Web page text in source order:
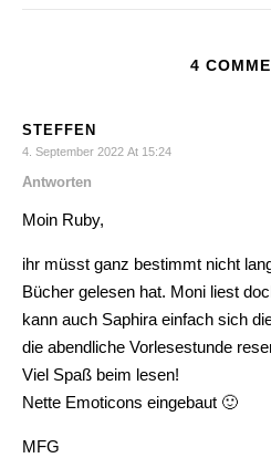
4
STEFFEN
4. September 2022 At 15:24
Antworten
Moin Ruby,
ihr müsst ganz bestimmt nicht
Bücher gelesen hat. Moni liest
kann auch Saphira einfach sich
die abendliche Vorlesestunde
Viel Spaß beim lesen!
Nette Emoticons eingebaut 🙂
MFG